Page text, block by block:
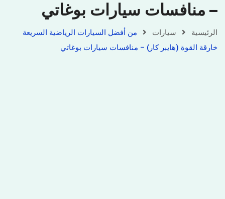
– منافسات سيارات بوغاتي
الرئيسية سيارات
من أفضل السيارات الرياضية السريعة
خارقة القوة (هايبر كار) – منافسات سيارات بوغاتي